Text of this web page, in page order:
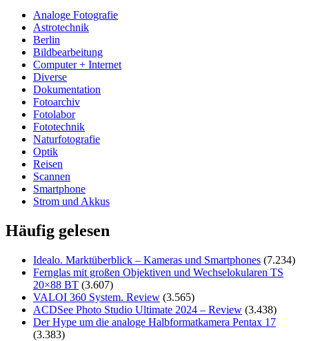
Analoge Fotografie
Astrotechnik
Berlin
Bildbearbeitung
Computer + Internet
Diverse
Dokumentation
Fotoarchiv
Fotolabor
Fototechnik
Naturfotografie
Optik
Reisen
Scannen
Smartphone
Strom und Akkus
Häufig gelesen
Idealo. Marktüberblick – Kameras und Smartphones (7.234)
Fernglas mit großen Objektiven und Wechselokularen TS
20×88 BT (3.607)
VALOI 360 System. Review (3.565)
ACDSee Photo Studio Ultimate 2024 – Review (3.438)
Der Hype um die analoge Halbformatkamera Pentax 17
(3.383)